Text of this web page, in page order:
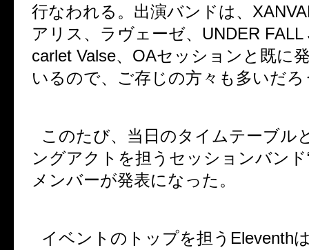
行なわれる。出演バンドは、
アリス、ラヴェーゼ、 UNDER
carlet Valse、 OAセッションと既に
いるので、ご存じの方々も多いだろ
このたび、当日のタイムテーブル
ングアクトを担うセッションバンド
メンバーが発表になった。
イベントのトップを担う Eleventh